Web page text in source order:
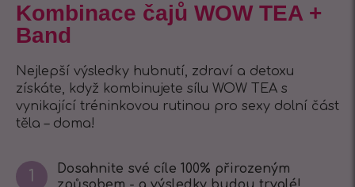
Kombinace čajů WOW TEA +
Band
Nejlepší výsledky hubnutí, zdraví a detoxu
získáte, když kombinujete sílu WOW TEA s
vynikající tréninkovou rutinou pro sexy dolní část
těla – doma!
1
Dosahnite své cíle 100% přirozeným